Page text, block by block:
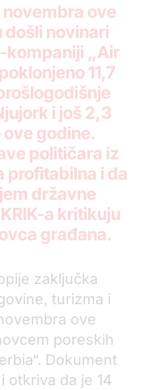
ove
došli novinari
kompaniji „Air
11,7
i još 2,3
godine.
političara iz
profitabilna i da
državne
a kritikuju
građana.
zaključka
turizma i
ove
poreskih
Dokument
otkriva da je 14